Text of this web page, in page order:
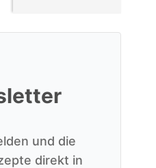
und die
direkt in